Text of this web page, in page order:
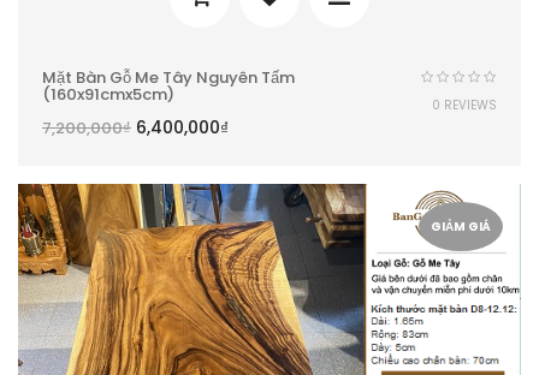
Mặt Bàn Gỗ Me Tây Nguyên Tấm
(160x91cmx5cm)
7,200,000₫ 6,400,000₫
0 REVIEWS
GIẢM GIÁ